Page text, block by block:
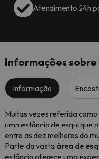
Atendimento 24h
Informações sobre
Informação
Muitas vezes referida como
uma estância de esqui que
entre as dez melhores do
Parte da vasta área de
estância oferece uma